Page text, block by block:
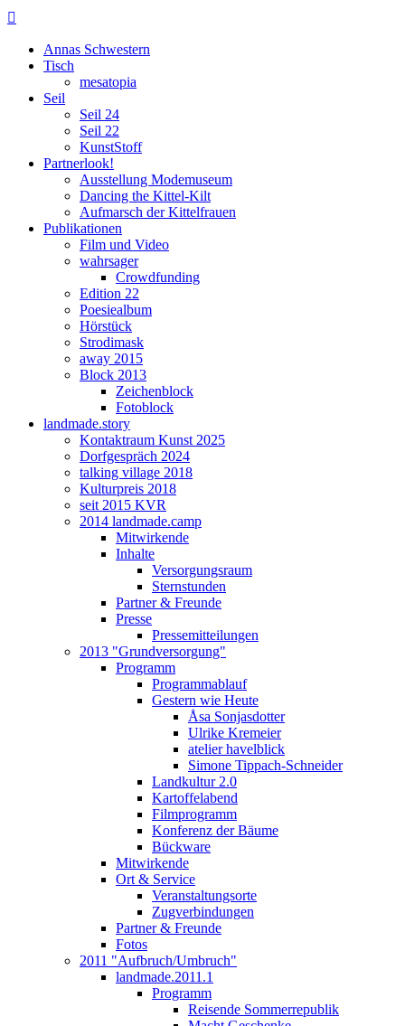

Annas Schwestern
Tisch
mesatopia
Seil
Seil 24
Seil 22
KunstStoff
Partnerlook!
Ausstellung Modemuseum
Dancing the Kittel-Kilt
Aufmarsch der Kittelfrauen
Publikationen
Film und Video
wahrsager
Crowdfunding
Edition 22
Poesiealbum
Hörstück
Strodimask
away 2015
Block 2013
Zeichenblock
Fotoblock
landmade.story
Kontaktraum Kunst 2025
Dorfgespräch 2024
talking village 2018
Kulturpreis 2018
seit 2015 KVR
2014 landmade.camp
Mitwirkende
Inhalte
Versorgungsraum
Sternstunden
Partner & Freunde
Presse
Pressemitteilungen
2013 "Grundversorgung"
Programm
Programmablauf
Gestern wie Heute
Åsa Sonjasdotter
Ulrike Kremeier
atelier havelblick
Simone Tippach-Schneider
Landkultur 2.0
Kartoffelabend
Filmprogramm
Konferenz der Bäume
Bückware
Mitwirkende
Ort & Service
Veranstaltungsorte
Zugverbindungen
Partner & Freunde
Fotos
2011 "Aufbruch/Umbruch"
landmade.2011.1
Programm
Reisende Sommerrepublik